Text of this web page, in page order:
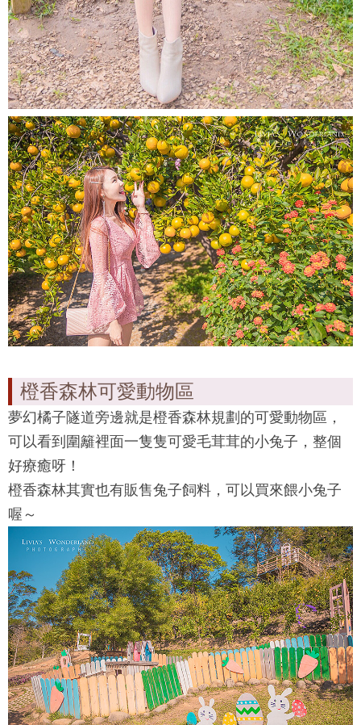
橙香森林可愛動物區
夢幻橘子隧道旁邊就是橙香森林規劃的可愛動物區，
可以看到圍籬裡面一隻隻可愛毛茸茸的小兔子，整個
好療癒呀！
橙香森林其實也有販售兔子飼料，可以買來餵小兔子
喔～